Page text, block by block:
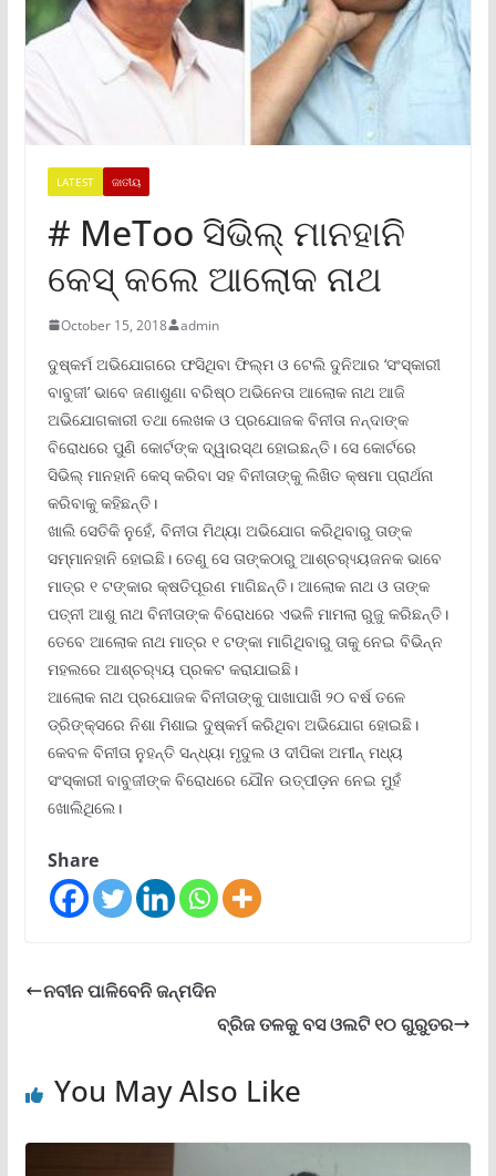
LATEST ଜାତୀୟ
# MeToo ସିଭିଲ୍ ମାନହାନି
କେସ୍ କଲେ ଆଲୋକ ନାଥ
October 15, 2018 admin
ଦୁଷ୍କର୍ମ ଅଭିଯୋଗରେ ଫସିଥିବା ଫିଲ୍ମ ଓ ଟେଲି ଦୁନିଆର ‘ସଂସ୍କାରୀ
ବାବୁଜୀ’ ଭାବେ ଜଣାଶୁଣା ବରିଷ୍ଠ ଅଭିନେତା ଆଲୋକ ନାଥ ଆଜି
ଅଭିଯୋଗକାରୀ ତଥା ଲେଖକ ଓ ପ୍ରଯୋଜକ ବିନୀତା ନନ୍ଦାଙ୍କ
ବିରୋଧରେ ପୁଣି କୋର୍ଟଙ୍କ ଦ୍ୱାରସ୍ଥ ହୋଇଛନ୍ତି। ସେ କୋର୍ଟରେ
ସିଭିଲ୍ ମାନହାନି କେସ୍ କରିବା ସହ ବିନୀତାଙ୍କୁ ଲିଖିତ କ୍ଷମା ପ୍ରାର୍ଥନା
କରିବାକୁ କହିଛନ୍ତି।
ଖାଲି ସେତିକି ନୁହେଁ, ବିନୀତା ମିଥ୍ୟା ଅଭିଯୋଗ କରିଥିବାରୁ ତାଙ୍କ
ସମ୍ମାନହାନି ହୋଇଛି। ତେଣୁ ସେ ତାଙ୍କଠାରୁ ଆଶ୍ଚର‌୍ୟ୍ୟଜନକ ଭାବେ
ମାତ୍ର ୧ ଟଙ୍କାର କ୍ଷତିପୂରଣ ମାଗିଛନ୍ତି। ଆଲୋକ ନାଥ ଓ ତାଙ୍କ
ପତ୍ନୀ ଆଶୁ ନାଥ ବିନୀତାଙ୍କ ବିରୋଧରେ ଏଭଳି ମାମଲା ରୁଜୁ କରିଛନ୍ତି।
ତେବେ ଆଲୋକ ନାଥ ମାତ୍ର ୧ ଟଙ୍କା ମାଗିଥିବାରୁ ତାକୁ ନେଇ ବିଭିନ୍ନ
ମହଲରେ ଆଶ୍ଚର‌୍ୟ୍ୟ ପ୍ରକଟ କରାଯାଇଛି।
ଆଲୋକ ନାଥ ପ୍ରଯୋଜକ ବିନୀତାଙ୍କୁ ପାଖାପାଖି ୨୦ ବର୍ଷ ତଳେ
ଡ୍ରିଙ୍କ୍ସରେ ନିଶା ମିଶାଇ ଦୁଷ୍କର୍ମ କରିଥିବା ଅଭିଯୋଗ ହୋଇଛି।
କେବଳ ବିନୀତା ନୁହନ୍ତି ସନ୍ଧ୍ୟା ମୃଦୁଲ ଓ ଦୀପିକା ଅମୀନ୍ ମଧ୍ୟ
ସଂସ୍କାରୀ ବାବୁଜୀଙ୍କ ବିରୋଧରେ ଯୌନ ଉତ୍ପୀଡ଼ନ ନେଇ ମୁହଁ
ଖୋଲିଥିଲେ।
Share
ନବୀନ ପାଳିବେନି ଜନ୍ମଦିନ
ବ୍ରିଜ ତଳକୁ ବସ ଓଲଟି ୧୦ ଗୁରୁତର
You May Also Like